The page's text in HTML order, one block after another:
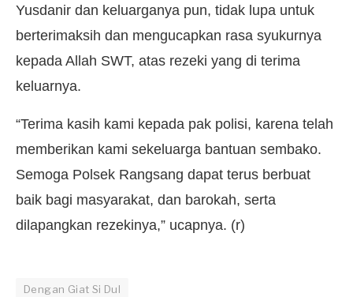
Yusdanir dan keluarganya pun, tidak lupa untuk
berterimaksih dan mengucapkan rasa syukurnya
kepada Allah SWT, atas rezeki yang di terima
keluarnya.
“Terima kasih kami kepada pak polisi, karena telah
memberikan kami sekeluarga bantuan sembako.
Semoga Polsek Rangsang dapat terus berbuat
baik bagi masyarakat, dan barokah, serta
dilapangkan rezekinya,” ucapnya. (r)
Dengan Giat Si Dul